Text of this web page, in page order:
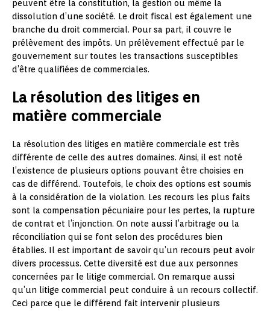
peuvent être la constitution, la gestion ou même la
dissolution d’une société. Le droit fiscal est également une
branche du droit commercial. Pour sa part, il couvre le
prélèvement des impôts. Un prélèvement effectué par le
gouvernement sur toutes les transactions susceptibles
d’être qualifiées de commerciales.
La résolution des litiges en
matière commerciale
La résolution des litiges en matière commerciale est très
différente de celle des autres domaines. Ainsi, il est noté
l’existence de plusieurs options pouvant être choisies en
cas de différend. Toutefois, le choix des options est soumis
à la considération de la violation. Les recours les plus faits
sont la compensation pécuniaire pour les pertes, la rupture
de contrat et l’injonction. On note aussi l’arbitrage ou la
réconciliation qui se font selon des procédures bien
établies. Il est important de savoir qu’un recours peut avoir
divers processus. Cette diversité est due aux personnes
concernées par le litige commercial. On remarque aussi
qu’un litige commercial peut conduire à un recours collectif.
Ceci parce que le différend fait intervenir plusieurs